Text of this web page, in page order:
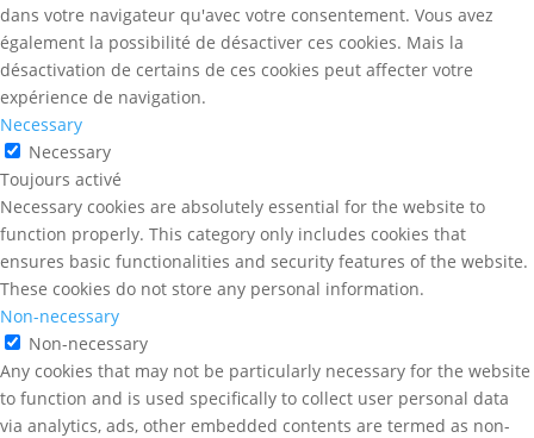
dans votre navigateur qu'avec votre consentement. Vous avez
également la possibilité de désactiver ces cookies. Mais la
désactivation de certains de ces cookies peut affecter votre
expérience de navigation.
Necessary
Necessary
Toujours activé
Necessary cookies are absolutely essential for the website to
function properly. This category only includes cookies that
ensures basic functionalities and security features of the website.
These cookies do not store any personal information.
Non-necessary
Non-necessary
Any cookies that may not be particularly necessary for the website
to function and is used specifically to collect user personal data
via analytics, ads, other embedded contents are termed as non-